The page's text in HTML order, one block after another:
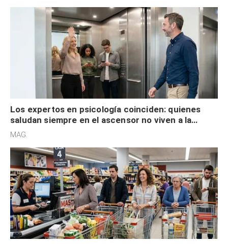
Los expertos en psicología coinciden: quienes
saludan siempre en el ascensor no viven a la
defensiva y tienen apertura social
MAG.